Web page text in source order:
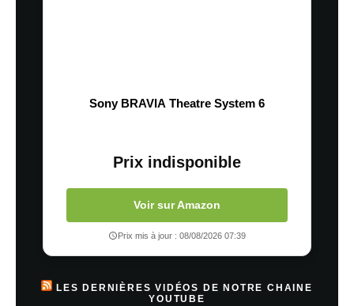
Sony BRAVIA Theatre System 6
Prix indisponible
Voir sur Amazon
Prix mis à jour : 08/08/2026 07:39
LES DERNIÈRES VIDÉOS DE NOTRE CHAINE
YOUTUBE